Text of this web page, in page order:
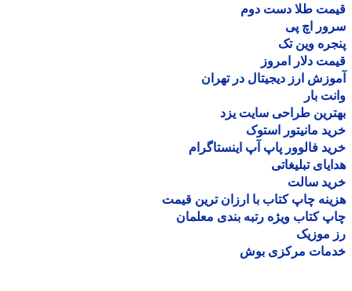
طلا دست دوم
اچ پی
وین تک
دلار امروز
ارز دیجیتال در تهران
بار
طراحی سایت یزد
مانیتور استوک
فالوور پاپ آپ اینستاگرام
تبلیغاتی
سالت
چاپ کتاب با ارزان ترین قیمت
کتاب ویژه رتبه بندی معلمان
موزیک
مرکزی بوش